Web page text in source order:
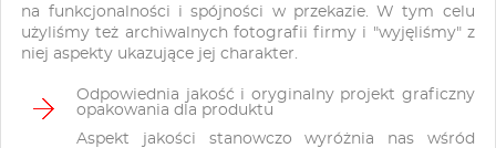
na funkcjonalności i spójności w przekazie. W tym celu
użyliśmy też archiwalnych fotografii firmy i "wyjęliśmy" z
niej aspekty ukazujące jej charakter.
Odpowiednia jakość i oryginalny projekt graficzny
opakowania dla produktu
Aspekt jakości stanowczo wyróżnia nas wśród